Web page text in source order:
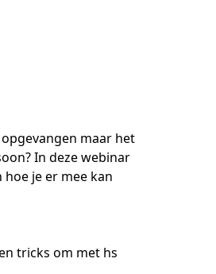
opgevangen maar het
In deze webinar
je er mee kan
tricks om met hs